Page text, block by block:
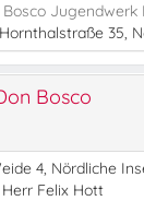
Bosco Jugendwerk
Hornthalstraße 35,
Bosco
4, Nördliche
Herr Felix Hott